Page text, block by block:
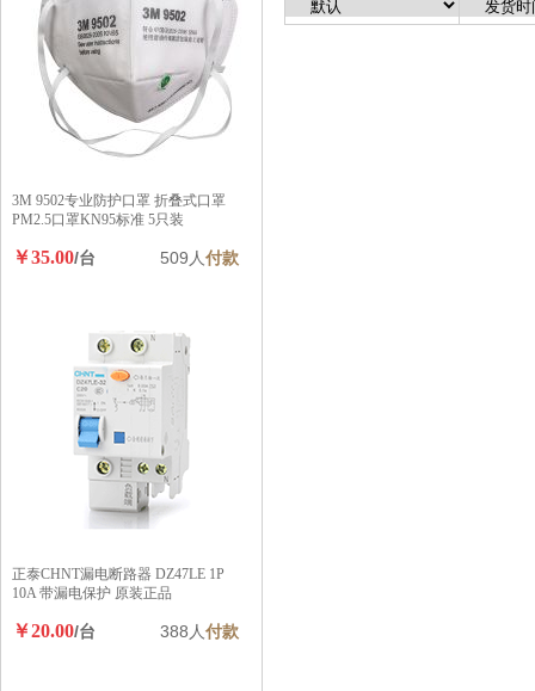
3M 9502专业防护口罩 折叠式口罩
PM2.5口罩KN95标准 5只装
￥35.00/台 509人付款
正泰CHNT漏电断路器 DZ47LE 1P
10A 带漏电保护 原装正品
￥20.00/台 388人付款